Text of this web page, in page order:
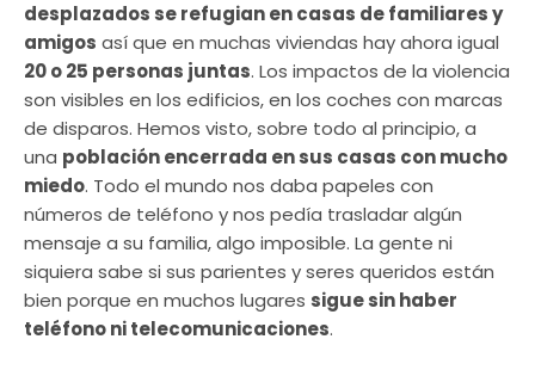
desplazados se refugian en casas de familiares y
amigos así que en muchas viviendas hay ahora igual
20 o 25 personas juntas. Los impactos de la violencia
son visibles en los edificios, en los coches con marcas
de disparos. Hemos visto, sobre todo al principio, a
una población encerrada en sus casas con mucho
miedo. Todo el mundo nos daba papeles con
números de teléfono y nos pedía trasladar algún
mensaje a su familia, algo imposible. La gente ni
siquiera sabe si sus parientes y seres queridos están
bien porque en muchos lugares sigue sin haber
teléfono ni telecomunicaciones.